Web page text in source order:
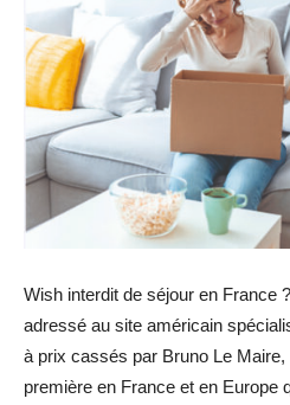
Wish interdit de séjour en France
adressé au site américain
à prix cassés par Bruno Le Maire,
première en France et en Europe